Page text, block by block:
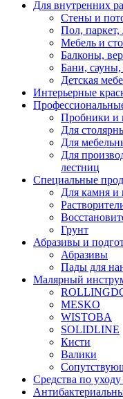
Для внутренних
Стены и
Пол,
Мебель и
Балконы,
Бани,
Детская
Интерьерные
Пробники и
Для
Для
Для
лестниц
Специальные
Для камня и
Грунт
Абразивы и
Абразивы
Пады для
Малярный
MESKO
WISTOBA
SOLIDLINE
Кисти
Валики
Средства по